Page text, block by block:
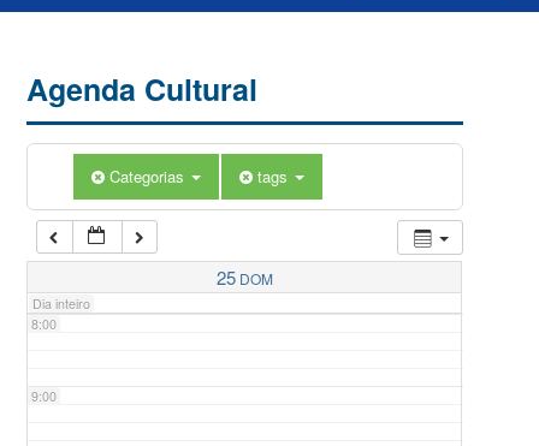
Agenda Cultural
Categorias tags
25 DOM
Dia inteiro
5:00
7:00
8:00
9:00